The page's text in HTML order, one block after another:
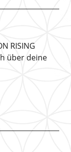
RISING
über deine